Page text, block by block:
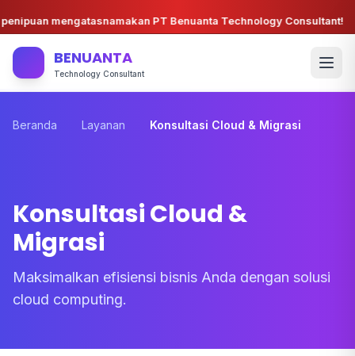
mengatasnamakan PT Benuanta Technology Consultant!
BENUANTA
Technology Consultant
Beranda Layanan Konsultasi Cloud & Migrasi
Konsultasi Cloud &
Migrasi
Maksimalkan efisiensi bisnis Anda dengan solusi
cloud computing.